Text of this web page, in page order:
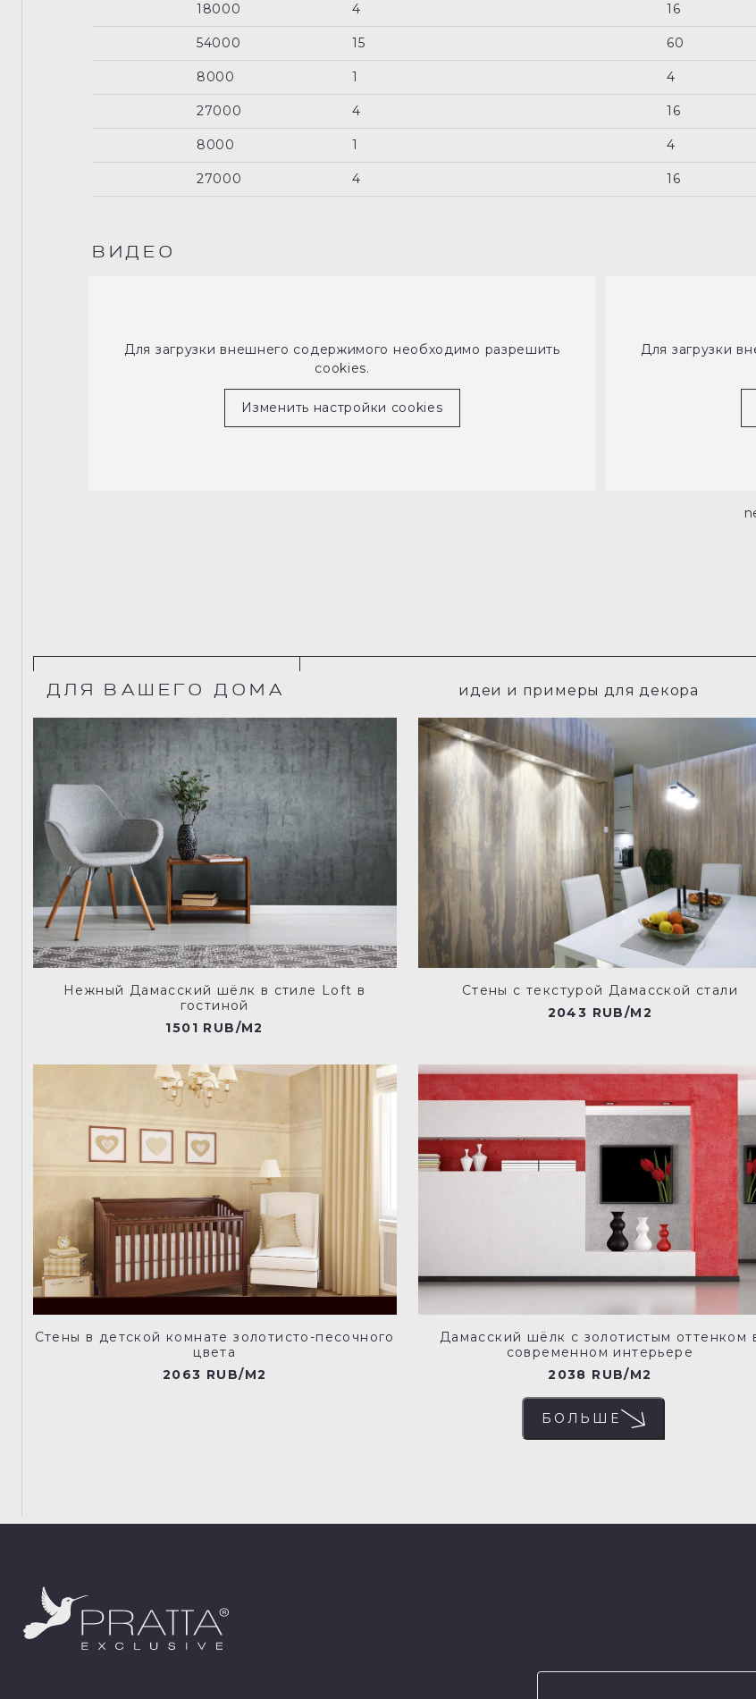
18000 4 16
54000 15 60
8000 1 4
27000 4 16
8000 1 4
27000 4 16
ВИДЕО
Для загрузки внешнего содержимого необходимо разрешить
cookies.
Изменить настройки cookies
Для загрузки
ДЛЯ ВАШЕГО ДОМА идеи и примеры для декора
Нежный Дамасский шёлк в стиле Loft в
гостиной
1501 RUB/M2
Стены с текстурой Дамасской стали
2043 RUB/M2
Стены в детской комнате золотисто-песочного
цвета
2063 RUB/M2
Дамасский шёлк с золотистым оттенком
современном интерьере
2038 RUB/M2
БОЛЬШЕ